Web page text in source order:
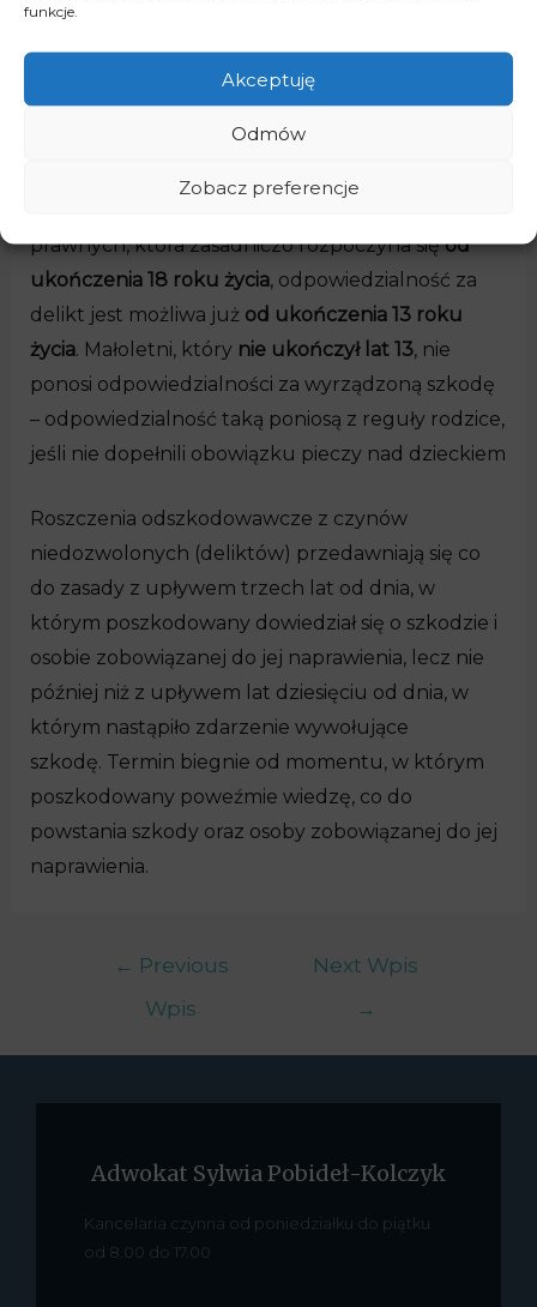
funkcje.
Akceptuję
Odmów
Zobacz preferencje
przywrócenie rzeczy do stanu poprzedniego
bądź zapłacenie stosownego odszkodowania.
Roszczenia odszkodowawcze od
prawnych, która zasadniczo rozpoczyna sięod
ukończenia 18 roku życia, odpowiedzialność za
delikt jest możliwa już od ukończenia 13 roku
życia. Małoletni, który nie ukończył lat 13, nie
ponosi odpowiedzialności za wyrządzoną szkodę
– odpowiedzialność taką poniosą z reguły rodzice,
jeśli nie dopełnili obowiązku pieczy nad dzieckiem
Roszczenia odszkodowawcze z czynów
niedozwolonych (deliktów) przedawniają się co
do zasady z upływem trzech lat od dnia, w
którym poszkodowany dowiedział się o szkodzie i
osobie zobowiązanej do jej naprawienia, lecz nie
później niż z upływem lat dziesięciu od dnia, w
którym nastąpiło zdarzenie wywołujące
szkodę. Termin biegnie od momentu, w którym
poszkodowany poweźmie wiedzę, co do
powstania szkody oraz osoby zobowiązanej do jej
naprawienia.
← Previous
Wpis
Next Wpis
→
Adwokat Sylwia Pobideł-Kolczyk
Kancelaria czynna od poniedziałku do piątku
od 8.00 do 17.00